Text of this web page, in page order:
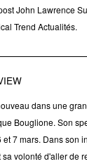
John Lawrence
Trend Actualités.
dans une
Bouglione. Son
7 mars. Dans son
volonté d'aller de